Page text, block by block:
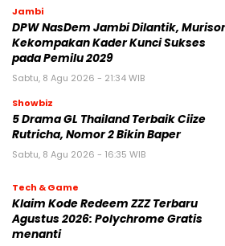
Jambi
DPW NasDem Jambi Dilantik,
Kekompakan Kader Kunci Sukses
pada Pemilu 2029
Sabtu, 8 Agu 2026 - 21:34 WIB
Showbiz
5 Drama GL Thailand Terbaik Ciize
Rutricha, Nomor 2 Bikin Baper
Sabtu, 8 Agu 2026 - 16:35 WIB
Tech & Game
Klaim Kode Redeem ZZZ Terbaru
Agustus 2026: Polychrome Gratis
menanti